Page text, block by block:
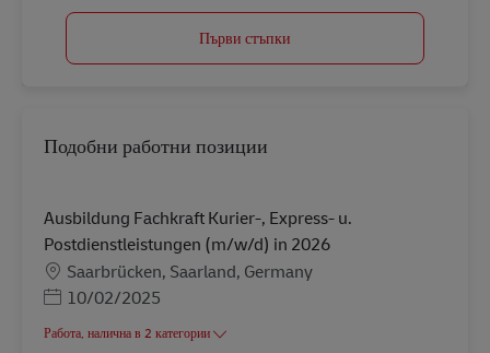
Първи стъпки
Подобни работни позиции
Ausbildung Fachkraft Kurier-, Express- u.
Postdienstleistungen (m/w/d) in 2026
Местоположение
Saarbrücken, Saarland, Germany
Posted Date
10/02/2025
Работа, налична в 2 категории